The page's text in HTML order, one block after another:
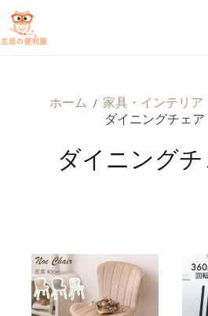
ホーム / 家具・インテリア
ダイニングチェア
ダイニングチ